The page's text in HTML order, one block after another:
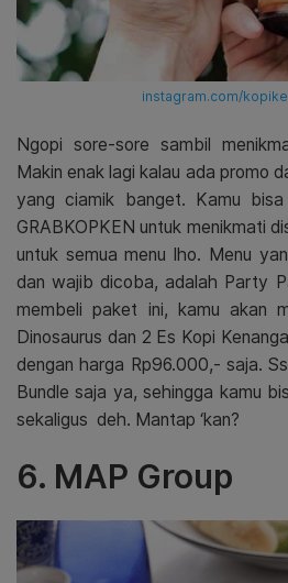
instagram.com/
Ngopi sore-sore sambil
Makin enak lagi kalau ada promo
yang ciamik banget. Kamu
GRABKOPKEN untuk menikmati
untuk semua menu lho. Menu
dan wajib dicoba, adalah Party
membeli paket ini, kamu akan
Dinosaurus dan 2 Es Kopi
dengan harga Rp96.000,- saja.
Bundle saja ya, sehingga kamu
sekaligus deh. Mantap ‘kan?
6. MAP Group